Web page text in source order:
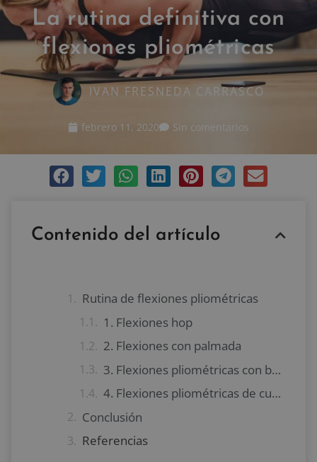
La rutina definitiva con
flexiones pliométricas
IVAN FRESNEDA CARRASCO
febrero 11, 2020 Sin comentarios
Contenido del artículo
Rutina de flexiones pliométricas
1. Flexiones hop
2. Flexiones con palmada
3. Flexiones pliométricas con balón medicinal
4. Flexiones pliométricas de cuerpo completo
Conclusión
Referencias